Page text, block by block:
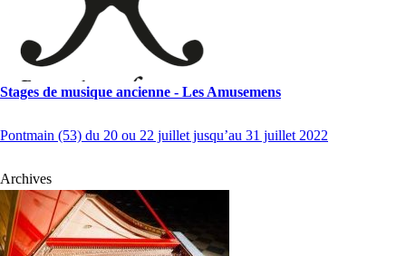
Stages de musique ancienne - Les Amusemens
Pontmain (53) du 20 ou 22 juillet jusqu’au 31 juillet 2022
Archives